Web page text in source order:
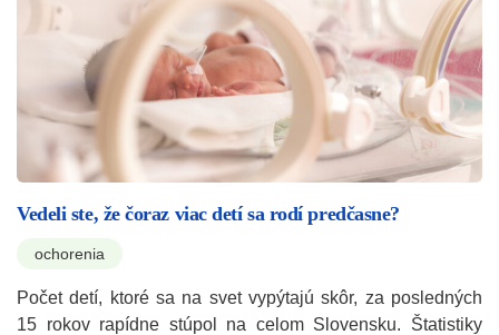
Vedeli ste, že čoraz viac detí sa rodí predčasne?
ochorenia
Počet detí, ktoré sa na svet vypýtajú skôr, za posledných
15 rokov rapídne stúpol na celom Slovensku. Štatistiky